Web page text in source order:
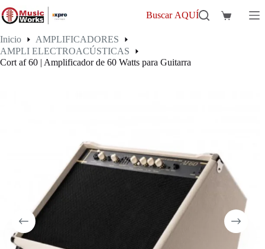
al
contenido
Buscar AQUÍ
Carro
Inicio
AMPLIFICADORES
AMPLI ELECTROACÚSTICAS
Cort af 60 | Amplificador de 60 Watts para Guitarra